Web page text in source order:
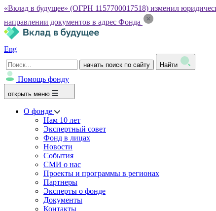
«Вклад в будущее» (ОГРН 1157700017518) изменил
направлении документов в адрес Фонда
Eng
начать поиск по сайту Найти
Помощь фонду
открыть меню
О фонде
Нам 10 лет
Экспертный совет
Фонд в лицах
Новости
События
СМИ о нас
Проекты и программы в регионах
Партнеры
Эксперты о фонде
Документы
Контакты